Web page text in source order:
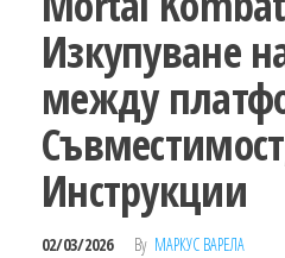
Изкупуване
между
Инструкции
02/03/2026 By МАРКУС ВАРЕЛА